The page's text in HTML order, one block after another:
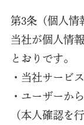
第3条（個人情
当社が個人情
とおりです。
・当社サービ
・ユーザーか
（本人確認を